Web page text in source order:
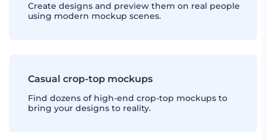
Create designs and preview them on real people
using modern mockup scenes.
Casual crop-top mockups
Find dozens of high-end crop-top mockups to
bring your designs to reality.